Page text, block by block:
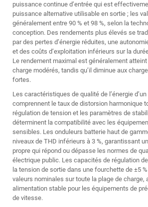
puissance continue d’entrée qui est
puissance alternative utilisable en sortie ; les
généralement entre 90 % et 98 %, selon la
conception. Des rendements plus élevés se
par des pertes d’énergie réduites, une
et des coûts d’exploitation inférieurs sur la
Le rendement maximal est généralement
charge modérés, tandis qu’il diminue aux
fortes.
Les caractéristiques de qualité de l’énergie
comprennent le taux de distorsion harmonique
régulation de tension et les paramètres de
déterminent la compatibilité avec les
sensibles. Les onduleurs batterie haut de
niveaux de THD inférieurs à 3 %, garantissant
propre qui répond ou dépasse les normes de
électrique public. Les capacités de régulation
la tension de sortie dans une fourchette de ±5
valeurs nominales sur toute la plage de charge,
alimentation stable pour les équipements de
de vitesse.